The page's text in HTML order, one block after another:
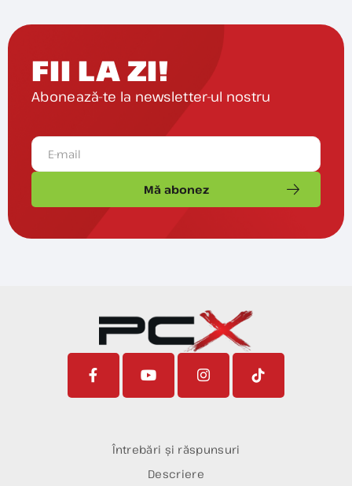
FII LA ZI!
Abonează-te la newsletter-ul nostru
Mă abonez
Întrebări și răspunsuri
Descriere